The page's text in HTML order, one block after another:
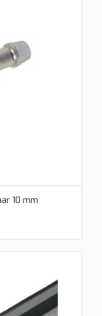
10 mm